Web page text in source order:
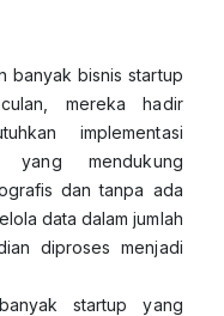
banyak bisnis startup
mereka hadir
implementasi
yang mendukung
dan tanpa ada
data dalam jumlah
diproses menjadi
startup yang